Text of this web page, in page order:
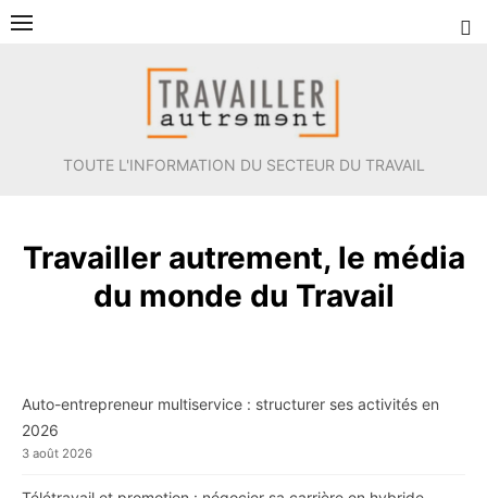
Aller
TOUTE L'INFORMATION DU SECTEUR DU TRAVAIL
Travailler autrement, le média
du monde du Travail
Auto-entrepreneur multiservice : structurer ses activités en
2026
3 août 2026